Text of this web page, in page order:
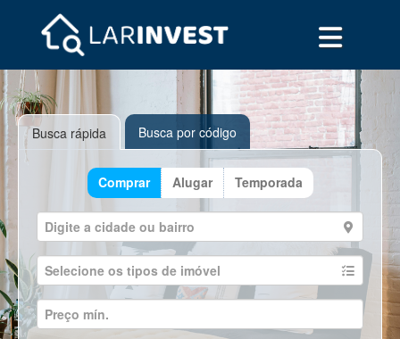
Busca rápida Busca por código
Comprar Alugar Temporada